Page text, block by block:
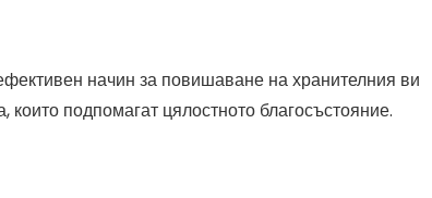
начин за повишаване на хранителния ви
подпомагат цялостното благосъстояние.